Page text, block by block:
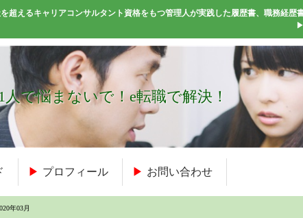
超えるキャリアコンサルタント資格をもつ管理人が実践した履歴書、職務経歴
で悩まないで！e転職で解決！
プロフィール お問い合わせ
年03月